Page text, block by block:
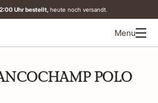
Uhr bestellt, heute noch versandt.
Menu
POLO